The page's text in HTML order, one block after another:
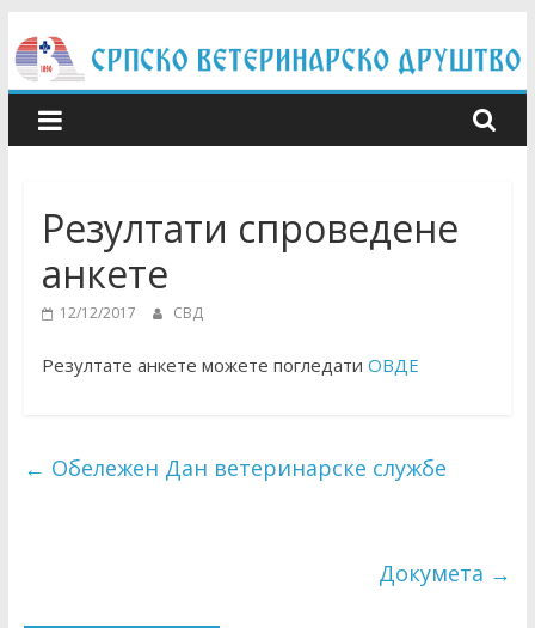
to
content
Резултати спроведене
анкете
12/12/2017 СВД
Резултате анкете можете погледати ОВДЕ
← Обележен Дан ветеринарске службе
Докумета →